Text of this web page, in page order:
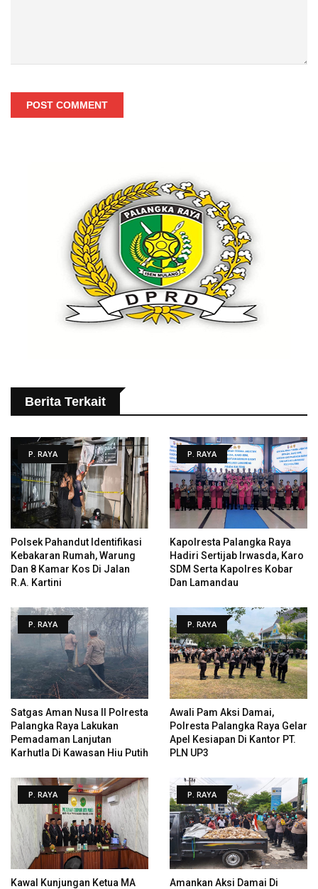
POST COMMENT
Berita Terkait
P. RAYA
Polsek Pahandut Identifikasi
Kebakaran Rumah, Warung
Dan 8 Kamar Kos Di Jalan
R.A. Kartini
P. RAYA
Kapolresta Palangka Raya
Hadiri Sertijab Irwasda, Karo
SDM Serta Kapolres Kobar
Dan Lamandau
P. RAYA
Satgas Aman Nusa II Polresta
Palangka Raya Lakukan
Pemadaman Lanjutan
Karhutla Di Kawasan Hiu Putih
P. RAYA
Awali Pam Aksi Damai,
Polresta Palangka Raya Gelar
Apel Kesiapan Di Kantor PT.
PLN UP3
P. RAYA
Kawal Kunjungan Ketua MA
P. RAYA
Amankan Aksi Damai Di